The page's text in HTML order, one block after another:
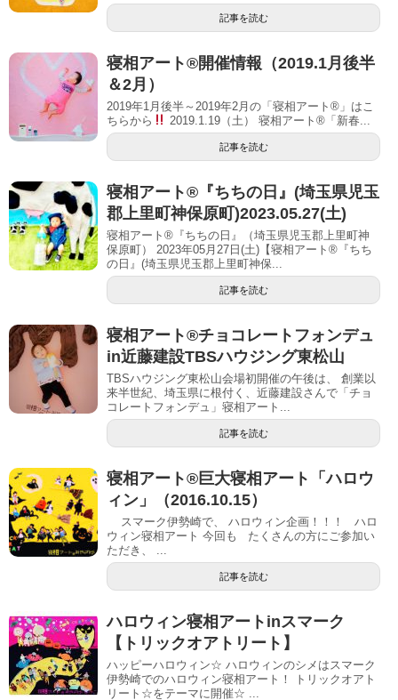
記事を読む
寝相アート®開催情報（2019.1月後半
＆2月）
2019年1月後半～2019年2月の「寝相アート®」はこ
ちらから
2019.1.19（土） 寝相アート®「新春...
記事を読む
寝相アート®︎『ちちの日』(埼玉県児玉
郡上里町神保原町)2023.05.27(土)
寝相アート®『ちちの日』（埼玉県児玉郡上里町神
保原町） 2023年05月27日(土)【寝相アート®︎『ちち
の日』(埼玉県児玉郡上里町神保...
記事を読む
寝相アート®︎チョコレートフォンデュ
in近藤建設TBSハウジング東松山
TBSハウジング東松山会場初開催の午後は、 創業以
来半世紀、埼玉県に根付く、近藤建設さんで「チョ
コレートフォンデュ」寝相アート...
記事を読む
寝相アート®巨大寝相アート「ハロウ
ィン」（2016.10.15）
スマーク伊勢崎で、 ハロウィン企画！！！ ハロ
ウィン寝相アート 今回も たくさんの方にご参加い
ただき、 ...
記事を読む
ハロウィン寝相アートinスマーク
【トリックオアトリート】
ハッピーハロウィン☆ ハロウィンのシメはスマーク
伊勢崎でのハロウィン寝相アート！ トリックオアト
リート☆をテーマに開催☆ ...